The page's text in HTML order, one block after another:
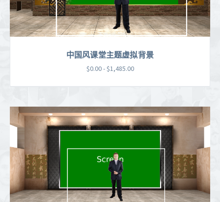
中国风课堂主题虚拟背景
$0.00 - $1,485.00